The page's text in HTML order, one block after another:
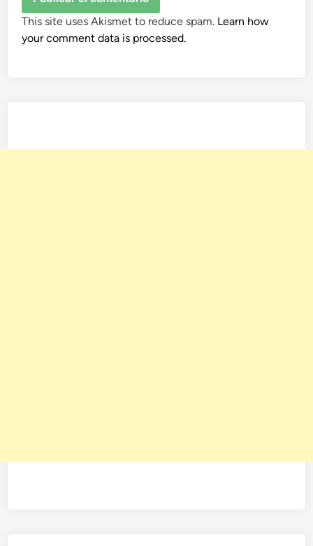
This site uses Akismet to reduce spam. Learn how
your comment data is processed.